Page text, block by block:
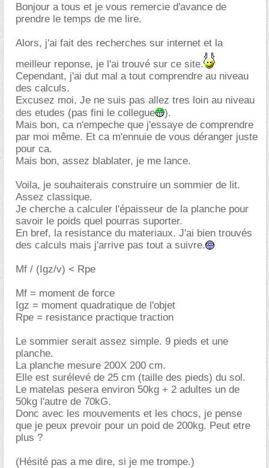
Bonjour a tous et je vous remercie d'avance de
prendre le temps de me lire.
Alors, j'ai fait des recherches sur internet et la
meilleur reponse, je l'ai trouvé sur ce site.
Cependant, j'ai dut mal a tout comprendre au niveau
des calculs.
Excusez moi, Je ne suis pas allez tres loin au niveau
des etudes (pas fini le collegue
).
Mais bon, ca n'empeche que j'essaye de comprendre
par moi même. Et ca m'ennuie de vous déranger juste
pour ca.
Mais bon, assez blablater, je me lance.
Voila, je souhaiterais construire un sommier de lit.
Assez classique.
Je cherche a calculer l'épaisseur de la planche pour
savoir le poids quel pourras suporter.
En bref, la resistance du materiaux. J'ai bien trouvés
des calculs mais j'arrive pas tout a suivre.
Mf / (Igz/v) < Rpe
Mf = moment de force
Igz = moment quadratique de l'objet
Rpe = resistance practique traction
Le sommier serait assez simple. 9 pieds et une
planche.
La planche mesure 200X 200 cm.
Elle est surélevé de 25 cm (taille des pieds) du sol.
Le matelas pesera environ 50kg + 2 adultes un de
50kg l'autre de 70kG.
Donc avec les mouvements et les chocs, je pense
que je peux prevoir pour un poid de 200kg. Peut etre
plus ?
(Hésité pas a me dire, si je me trompe.)